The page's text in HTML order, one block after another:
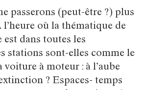
passerons (peut-être ?) plus
l’heure où la thématique de
est dans toutes les
stations sont-elles comme le
voiture à moteur : à l’aube
? Espaces- temps